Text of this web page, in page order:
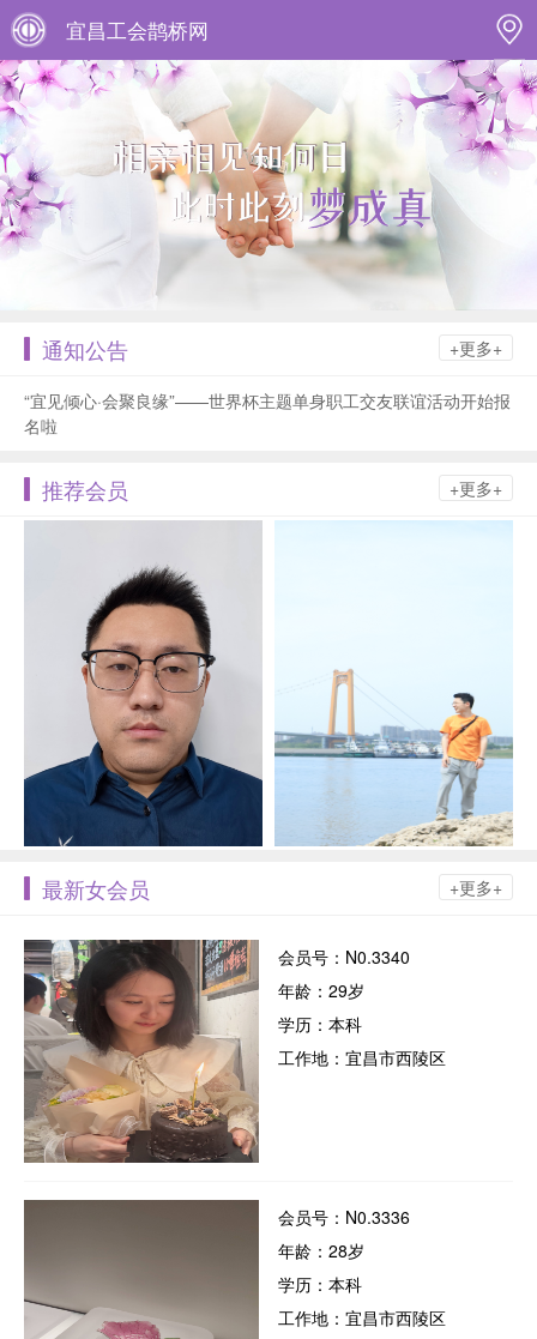
宜昌工会鹊桥网
通知公告 +更多+
“宜见倾心·会聚良缘”——世界杯主题单身职工交友联谊活动开始报
名啦
推荐会员 +更多+
最新女会员 +更多+
会员号：N0.3340
年龄：29岁
学历：本科
工作地：宜昌市西陵区
会员号：N0.3336
年龄：28岁
学历：本科
工作地：宜昌市西陵区